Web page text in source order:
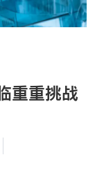
重重挑战